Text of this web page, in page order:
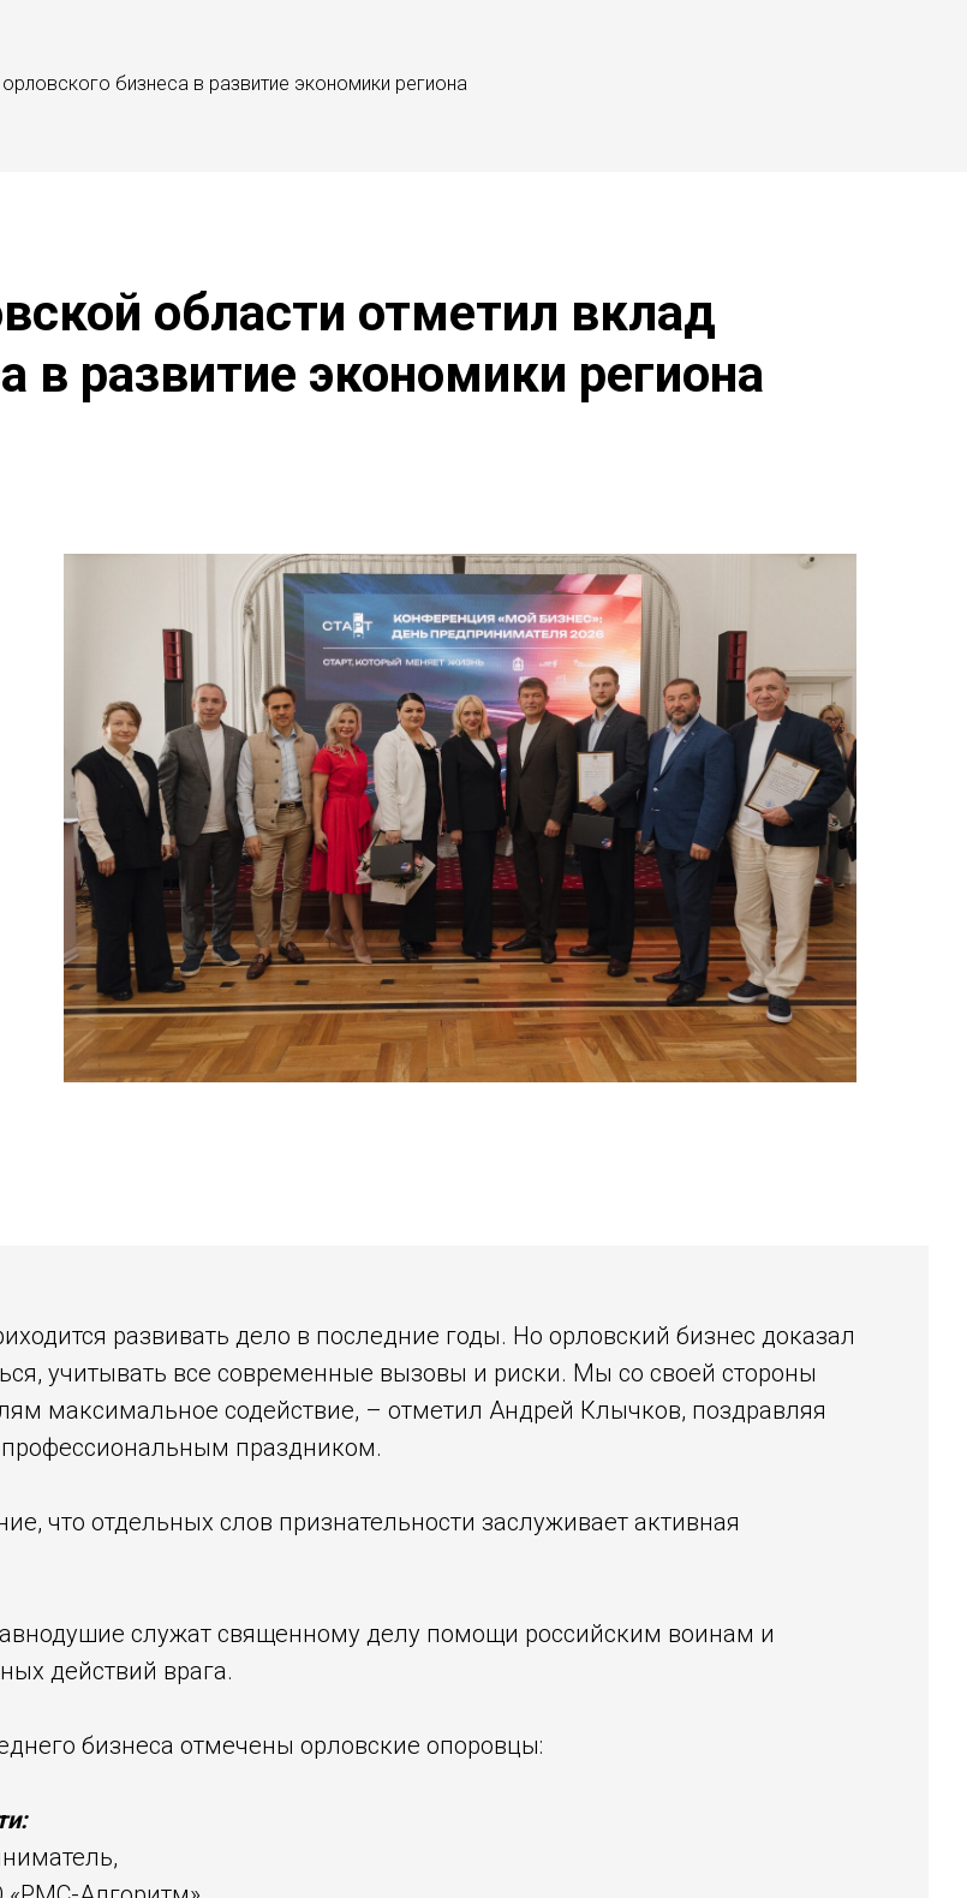
бизнеса в развитие экономики региона
области отметил вклад
в развитие экономики региона
развивать дело в последние годы. Но орловский бизнес доказал
учитывать все современные вызовы и риски. Мы со своей стороны
максимальное содействие, – отметил Андрей Клычков, поздравляя
праздником.
что отдельных слов признательности заслуживает активная
служат священному делу помощи российским воинам и
действий врага.
бизнеса отмечены орловские опоровцы: